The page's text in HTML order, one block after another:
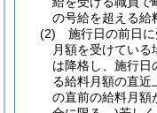
の号給を超える給
(2)
施行日の前日
月額を受けている
は降格し、施行日
る給料月額の直近
の直前の給料月額